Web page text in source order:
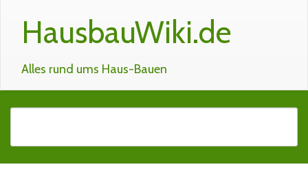
HausbauWiki.de
Alles rund ums Haus-Bauen